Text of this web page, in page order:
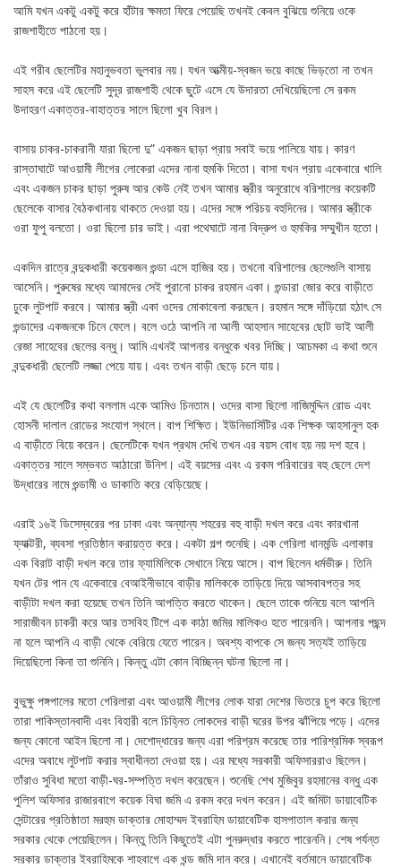
আমি যখন একটু একটু করে হাঁটার ক্ষমতা ফিরে পেয়েছি তখনই কেবল বুঝিয়ে শুনিয়ে ওকে
রাজশাহীতে পাঠনো হয়।
এই গরীব ছেলেটির মহানুভবতা ভুলবার নয়। যখন আত্মীয়-স্বজন ভয়ে কাছে ভিড়তো না তখন
সাহস করে এই ছেলেটি সুদূর রাজশাহী থেকে ছুটে এসে যে উদারতা দেখিয়েছিলো সে রকম
উদাহরণ একাত্তর-বাহাত্তর সালে ছিলো খুব বিরল।
বাসায় চাকর-চাকরানী যারা ছিলো দু” একজন ছাড়া প্রায় সবাই ভয়ে পালিয়ে যায়। কারণ
রাস্তাঘাটে আওয়ামী লীগের লোকেরা এদের নানা হুমকি দিতো। বাসা যখন প্রায় একেবারে খালি
এবং একজন চাকর ছাড়া পুরুষ আর কেউ নেই তখন আমার স্ত্রীর অনুরোধে বরিশালের কয়েকটি
ছেলেকে বাসার বৈঠকখানায় থাকতে দেওয়া হয়। এদের সঙ্গে পরিচয় বহুদিনের। আমার স্ত্রীকে
ওরা ফুপু বলতো। ওরা ছিলো চার ভাই। এরা পথেঘাটে নানা বিদ্রুপ ও হুমকির সম্মুখীন হতো।
একদিন রাত্রে বন্দুকধারী কয়েকজন গুন্ডা এসে হাজির হয়। তখনো বরিশালের ছেলেগুলি বাসায়
আসেনি। পুরুষের মধ্যে আমাদের সেই পুরানো চাকর রহমান একা। গুন্ডারা জোর করে বাড়ীতে
ঢুকে লুটপাট করবে। আমার স্ত্রী একা ওদের মোকাবেলা করছেন। রহমান সঙ্গে দাঁড়িয়ো হঠাৎ সে
গুন্ডাদের একজনকে চিনে ফেলে। বলে ওঠে আপনি না আলী আহসান সাহেবের ছোট ভাই আলী
রেজা সাহেবের ছেলের বন্ধু। আমি এখনই আপনার বন্ধুকে খবর দিচ্ছি। আচমকা এ কথা শুনে
বন্দুকধারী ছেলেটি লজ্জা পেয়ে যায়। এবং তখন বাড়ী ছেড়ে চলে যায়।
এই যে ছেলেটির কথা বললাম একে আমিও চিনতাম। ওদের বাসা ছিলো নাজিমুদ্দিন রোড এবং
হোসনী দালাল রোডের সংযোগ স্থলে। বাপ শিক্ষিত। ইউনিভার্সিটির এক শিক্ষক আহসানুল হক
এ বাড়ীতে বিয়ে করেন। ছেলেটিকে যখন প্রথম দেখি তখন এর বয়স বোধ হয় নয় দশ হবে।
একাত্তর সালে সম্ভবত আঠারো উনিশ। এই বয়সের এবং এ রকম পরিবারের বহু ছেলে দেশ
উদ্ধারের নামে গুন্ডামী ও ডাকাতি করে বেড়িয়েছে।
এরাই ১৬ই ডিসেম্বরের পর ঢাকা এবং অন্যান্য শহরের বহু বাড়ী দখল করে এবং কারখানা
ফ্যাক্টরী, ব্যবসা প্রতিষ্ঠান করায়ত্ত করে। একটা গল্প শুনেছি। এক গেরিলা ধানমন্ডি এলাকার
এক বিরাট বাড়ী দখল করে তার ফ্যামিলিকে সেখানে নিয়ে আসে। বাপ ছিলেন ধর্মভীরু। তিনি
যখন টের পান যে একেবারে বেআইনীভাবে বাড়ীর মালিককে তাড়িয়ে দিয়ে আসবাবপত্র সহ
বাড়ীটা দখল করা হয়েছে তখন তিনি আপত্তি করতে থাকেন। ছেলে তাকে শুনিয়ে বলে আপনি
সারাজীবন চাকরী করে আর তসবিহ টিপে এক কাঠা জমির মালিকও হতে পারেননি। আপনার পছন্দ
না হলে আপনি এ বাড়ী থেকে বেরিয়ে যেতে পারেন। অবশ্য বাপকে সে জন্য সত্যই তাড়িয়ে
দিয়েছিলো কিনা তা শুনিনি। কিন্তু এটা কোন বিচ্ছিন্ন ঘটনা ছিলো না।
বুভুক্ষু পঙ্গপালের মতো গেরিলারা এবং আওয়ামী লীগের লোক যারা দেশের ভিতরে চুপ করে ছিলো
তারা পাকিস্তানবাদী এবং বিহারী বলে চিহ্নিত লোকদের বাড়ী ঘরের উপর ঝাঁপিয়ে পড়ে। এদের
জন্য কোনো আইন ছিলো না। দেশোদ্ধারের জন্য এরা পরিশ্রম করেছে তার পারিশ্রমিক স্বরূপ
এদের অবাধে লুটপাট করার স্বাধীনতা দেওয়া হয়। এর মধ্যে সরকারী অফিসাররাও ছিলেন।
তাঁরাও সুবিধা মতো বাড়ী-ঘর-সম্পত্তি দখল করেছেন। শুনেছি শেখ মুজিবুর রহমানের বন্ধু এক
পুলিশ অফিসার রাজারবাগে কয়েক বিঘা জমি এ রকম করে দখল করেন। এই জমিটা ডায়াবেটিক
সেন্টারের প্রতিষ্ঠাতা মরহুম ডাক্তার মোহাম্মদ ইবরাহিম ডায়াবেটিক হাসপাতাল করার জন্য
সরকার থেকে পেয়েছিলেন। কিন্তু তিনি কিছুতেই এটা পুনরুদ্ধার করতে পারেননি। শেষ পর্যন্ত
সরকার ডাক্তার ইবরাহিমকে শাহবাগে এক খন্ড জমি দান করে। এখানেই বর্তমানে ডায়াবেটিক